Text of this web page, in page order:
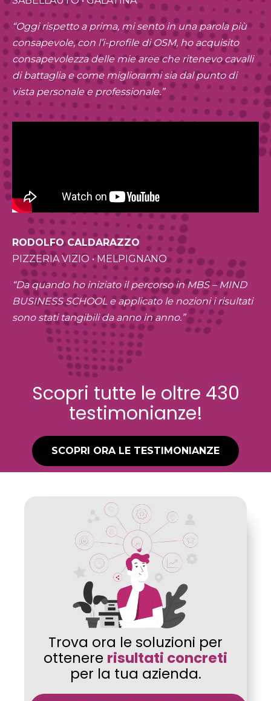
“Oggi rispetto a prima, mi sento in una parola più
consapevole, con l’i-profile di OSM, ho acquisito
consapevolezza delle mie aree che ritenevo cavalli
di battaglia e come migliorarmi sia dal punto di
vista personale e professionale.”
RODOLFO CALDARAZZO
PIZZERIA VIZIO •MELPIGNANO
“Da quando ho iniziato il percorso in MBS – MIND
BUSINESS SCHOOL e applicato le nozioni i risultati
sono stati tangibili da anno in anno.”
Scopri tutte le oltre 430
testimonianze!
SCOPRI ORA LE TESTIMONIANZE
Trova ora le soluzioni per
ottenere risultati concreti
per la tua azienda.